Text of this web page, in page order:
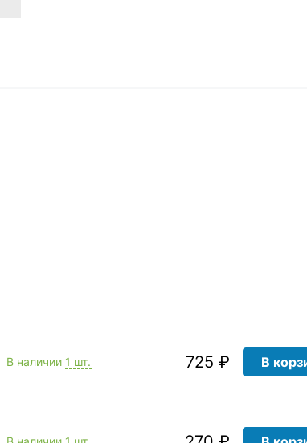
В наличии 1 шт. 725 ₽ В